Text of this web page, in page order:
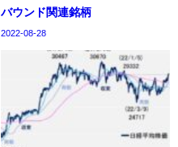
バウンド関連銘柄
2022-08-28